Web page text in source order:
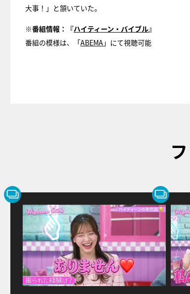
大事！」と頷いていた。
※番組情報：『ハイティーン・バイブル』
番組の模様は、「ABEMA」にて視聴可能